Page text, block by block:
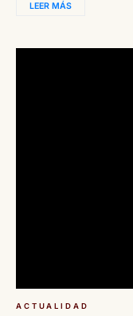
LEER MÁS
ACTUALIDAD